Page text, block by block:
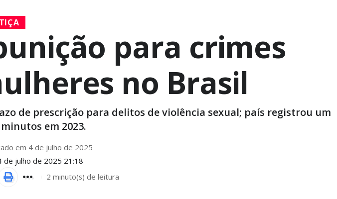
para crimes
no Brasil
de prescrição para delitos de violência sexual; país registrou um
em 2023.
de julho de 2025 21:18
em 4 de julho de 2025
2 minuto(s) de leitura